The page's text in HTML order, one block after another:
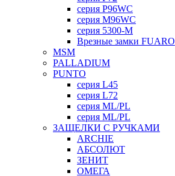
серия P96WC
серия M96WC
серия 5300-M
Врезные замки FUARO
MSM
PALLADIUM
PUNTO
серия L45
серия L72
серия ML/PL
серия ML/PL
ЗАЩЕЛКИ С РУЧКАМИ
ARCHIE
АБСОЛЮТ
ЗЕНИТ
ОМЕГА